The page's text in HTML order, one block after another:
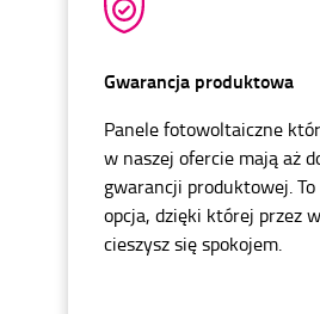
Gwarancja produktowa
Panele fotowoltaiczne
w naszej ofercie mają aż
gwarancji produktowej.
opcja, dzięki której przez
cieszysz się spokojem.